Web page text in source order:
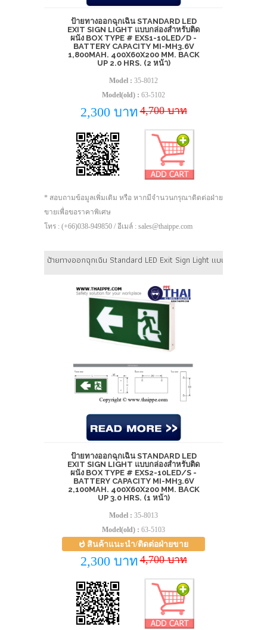
ป้ายทางออกฉุกเฉิน STANDARD LED
EXIT SIGN LIGHT แบบกล่องสำหรับติด
ผนัง BOX TYPE # EXS1-10LED/D -
BATTERY CAPACITY MI-MH3.6V
1,800MAH. 400X60X200 MM. BACK
UP 2.0 HRS. (2 หน้า)
Model : 35-8012
Model(old) : 63-5102
2,300 บาท 4,700 บาท
* สอบถามข้อมูลเพิ่มเติม หรือ หากมีจำนวนกรุณาติดต่อฝ่าย
ขายเพื่อขอราคาพิเศษ
โทร : (+66)038-949850 / อีเมล์ : sales@thaippe.com
ป้ายทางออกฉุกเฉิน Standard LED Exit Sign Light แบบกล่องสำ
ป้ายทางออกฉุกเฉิน STANDARD LED
EXIT SIGN LIGHT แบบกล่องสำหรับติด
ผนัง BOX TYPE # EXS2-10LED/S -
BATTERY CAPACITY MI-MH3.6V
2,100MAH. 400X60X200 MM. BACK
UP 3.0 HRS. (1 หน้า)
Model : 35-8013
Model(old) : 63-5103
สินค้าแนะนำ/ติดต่อฝ่ายขาย
2,300 บาท 4,700 บาท